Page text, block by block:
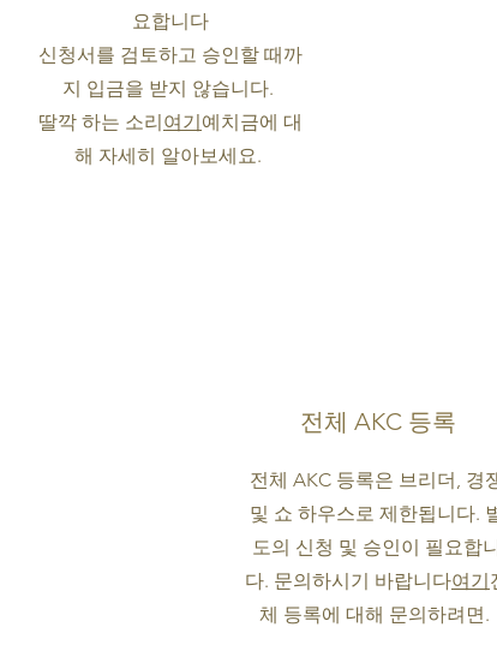
요합니다
신청서를 검토하고 승인할 때까
지 입금을 받지 않습니다.
딸깍 하는 소리여기예치금에 대
해 자세히 알아보세요.
전체 AKC 등록
전체 AKC 등록은 브리더, 경
및 쇼 하우스로 제한됩니다.
도의 신청 및 승인이 필요합
다. 문의하시기 바랍니다여기
체 등록에 대해 문의하려면.